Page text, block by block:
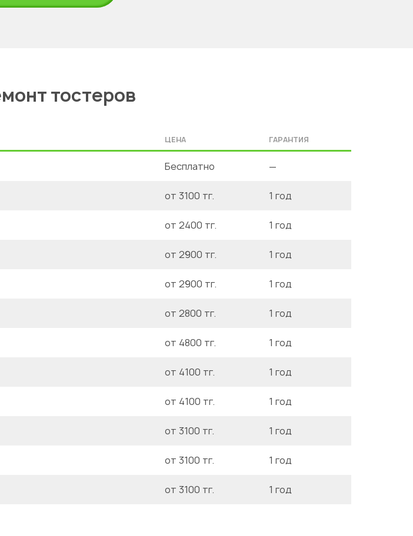
тостеров
ЦЕНА ГАРАНТИЯ
Бесплатно —
от 3100 тг. 1 год
от 2400 тг. 1 год
от 2900 тг. 1 год
от 2900 тг. 1 год
от 2800 тг. 1 год
от 4800 тг. 1 год
от 4100 тг. 1 год
от 4100 тг. 1 год
от 3100 тг. 1 год
от 3100 тг. 1 год
от 3100 тг. 1 год